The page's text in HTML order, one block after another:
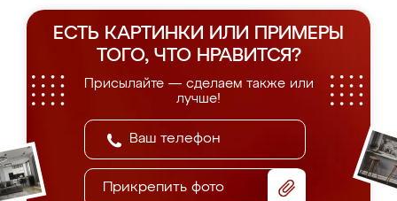
ЕСТЬ КАРТИНКИ ИЛИ ПРИМЕРЫ
ТОГО, ЧТО НРАВИТСЯ?
Присылайте — сделаем также или
лучше!
Прикрепить фото